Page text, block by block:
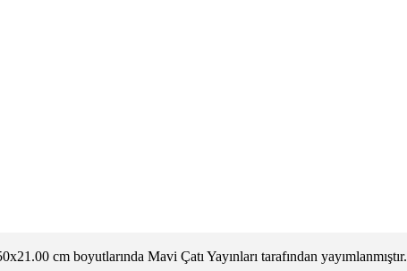
cm boyutlarında Mavi Çatı Yayınları tarafından yayımlanmıştır.